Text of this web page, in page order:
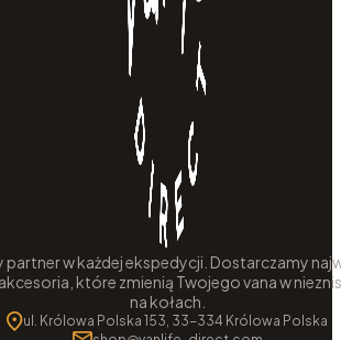
partner w każdej ekspedycji. Dostarczamy
które zmienią Twojego vana w
na kołach.
ul. Królowa Polska 153, 33-334 Królowa Polska